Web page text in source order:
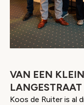
VAN EEN
Koos de Ruiter is al